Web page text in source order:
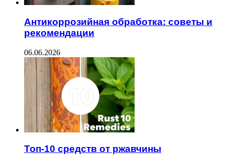
Антикоррозийная обработка: советы и
рекомендации
06.06.2026
Топ-10 средств от ржавчины